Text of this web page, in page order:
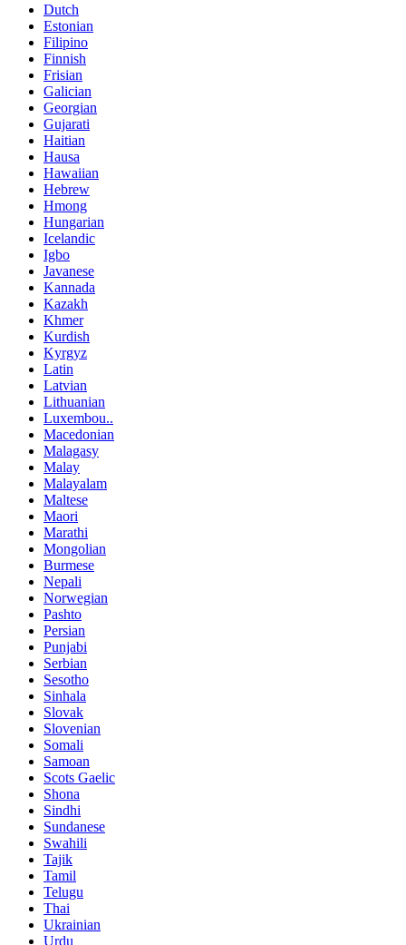
Dutch
Estonian
Filipino
Finnish
Frisian
Galician
Georgian
Gujarati
Haitian
Hausa
Hawaiian
Hebrew
Hmong
Hungarian
Icelandic
Igbo
Javanese
Kannada
Kazakh
Khmer
Kurdish
Kyrgyz
Latin
Latvian
Lithuanian
Luxembou..
Macedonian
Malagasy
Malay
Malayalam
Maltese
Maori
Marathi
Mongolian
Burmese
Nepali
Norwegian
Pashto
Persian
Punjabi
Serbian
Sesotho
Sinhala
Slovak
Slovenian
Somali
Samoan
Scots Gaelic
Shona
Sindhi
Sundanese
Swahili
Tajik
Tamil
Telugu
Thai
Ukrainian
Urdu